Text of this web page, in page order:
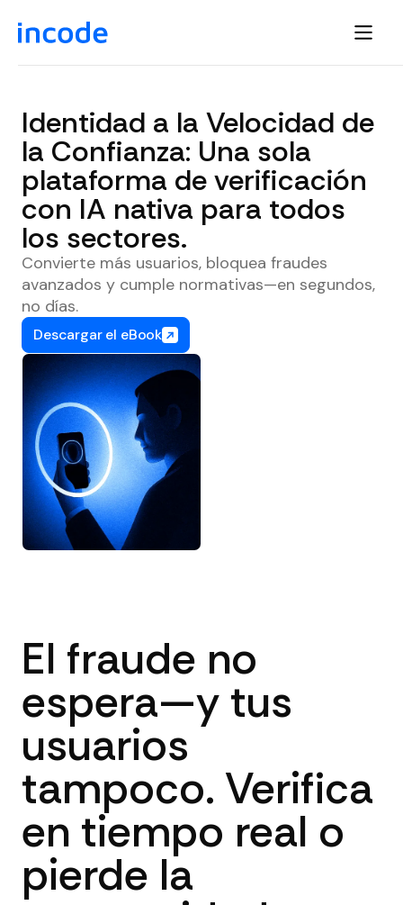
Identidad a la Velocidad de
la Confianza: Una sola
plataforma de verificación
con IA nativa para todos
los sectores.
Convierte más usuarios, bloquea fraudes
avanzados y cumple normativas—en segundos,
no días.
Descargar el eBook
El fraude no
espera—y tus
usuarios
tampoco. Verifica
en tiempo real o
pierde la